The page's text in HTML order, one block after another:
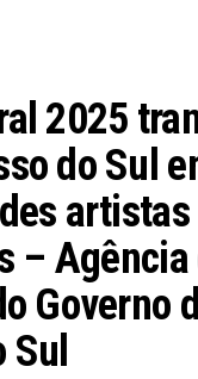
2025
do Sul
artistas
– Agência
Governo